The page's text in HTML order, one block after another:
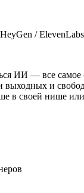
/
ИИ — все самое
выходных и
в своей нише